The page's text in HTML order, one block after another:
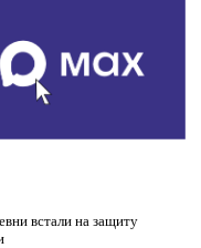
встали на защиту